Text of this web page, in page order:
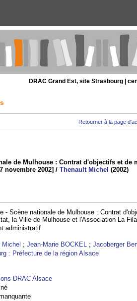
DRAC Grand Est, site Strasbourg |
Retourner à la page
de Mulhouse : Contrat d'objectifs et de
novembre 2002] /Thenault Michel (2002)
- Scène nationale de Mulhouse : Contrat
la Ville de Mulhouse et l'Association La
administratif
;Jean-Marie BOCKEL ;Jacoberger
: Préfecture de la région Alsace
DRAC Alsace